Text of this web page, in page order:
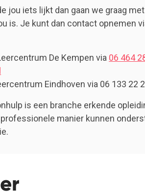
jou iets lijkt dan gaan we graag
is. Je kunt dan contact opnemen
De Kempen via 06 464
Eindhoven via 06 133 22
is een branche erkende
professionele manier kunnen